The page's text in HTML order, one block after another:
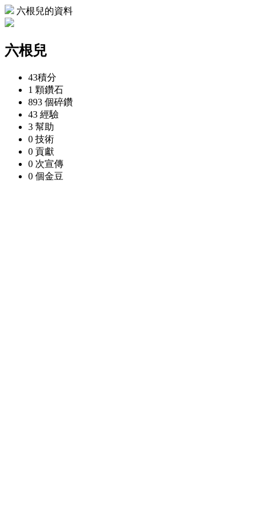
六根兒的資料
六根兒
43積分
1 顆鑽石
893 個碎鑽
43 經驗
3 幫助
0 技術
0 貢獻
0 次宣傳
0 個金豆